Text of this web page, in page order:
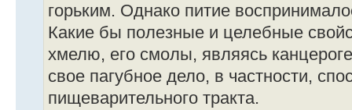
горьким. Однако питие
Какие бы полезные и целебные
хмелю, его смолы, являясь
свое пагубное дело, в частности,
пищеварительного тракта.